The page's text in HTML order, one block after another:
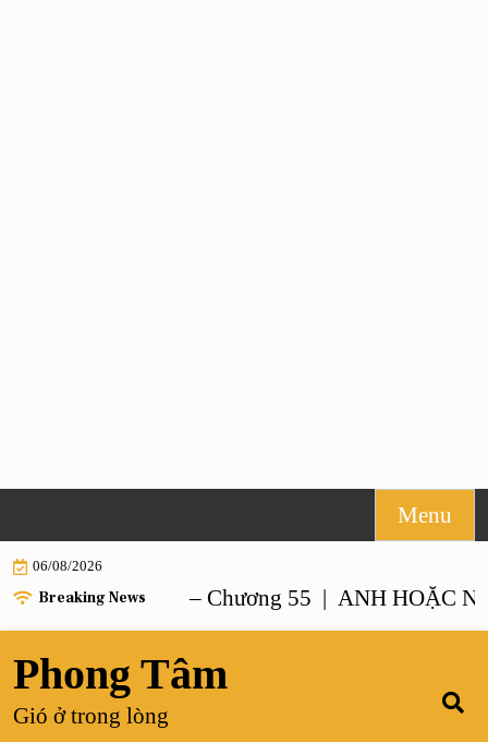
to
content
Menu
06/08/2026
Breaking News
NHƯ ANH – Chương 55 |ANH HOẶC
Phong Tâm
Gió ở trong lòng